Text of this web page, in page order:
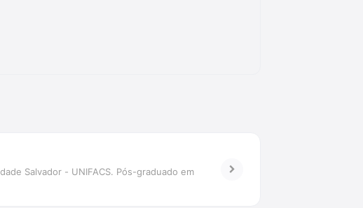
Salvador - UNIFACS. Pós-graduado em